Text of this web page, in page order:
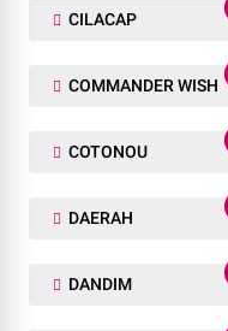
CILACAP
COMMANDER WISH
COTONOU
DAERAH
DANDIM